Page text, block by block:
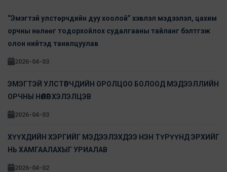
“Эмэгтэй улстөрчдийн дуу хоолой” хэвлэл мэдээлэл, цахим
орчны нөлөөг тодорхойлох судалгааны тайланг бэлтгэж
олон нийтэд танилцуулав
2026-04-03
ЭМЭГТЭЙ УЛСТӨРЧДИЙН ОРОЛЦОО БОЛООД МЭДЭЭЛЛИЙН
ОРЧНЫ НӨЛӨӨГ ХЭЛЭЛЦЭВ
2026-04-03
ХҮҮХДИЙН ХЭРГИЙГ МЭДЭЭЛЭХДЭЭ НЭН ТҮРҮҮНД ЭРХИЙГ
НЬ ХАМГААЛАХЫГ УРИАЛАВ
2026-04-02